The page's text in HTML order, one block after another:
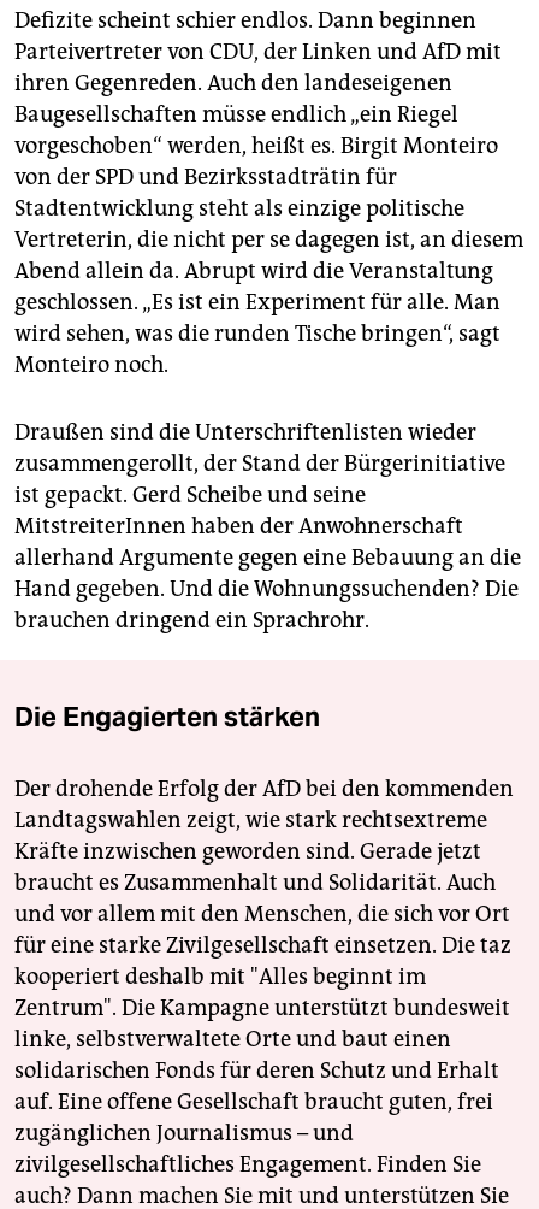
Defizite scheint schier endlos. Dann beginnen
Parteivertreter von CDU, der Linken und AfD mit
ihren Gegenreden. Auch den landeseigenen
Baugesellschaften müsse endlich „ein Riegel
vorgeschoben“ werden, heißt es. Birgit Monteiro
von der SPD und Bezirksstadträtin für
Stadtentwicklung steht als einzige politische
Vertreterin, die nicht per se dagegen ist, an diesem
Abend allein da. Abrupt wird die Veranstaltung
geschlossen. „Es ist ein Experiment für alle. Man
wird sehen, was die runden Tische bringen“, sagt
Monteiro noch.
Draußen sind die Unterschriftenlisten wieder
zusammengerollt, der Stand der Bürgerinitiative
ist gepackt. Gerd Scheibe und seine
MitstreiterInnen haben der Anwohnerschaft
allerhand Argumente gegen eine Bebauung an die
Hand gegeben. Und die Wohnungssuchenden? Die
brauchen dringend ein Sprachrohr.
Die Engagierten stärken
Der drohende Erfolg der AfD bei den kommenden
Landtagswahlen zeigt, wie stark rechtsextreme
Kräfte inzwischen geworden sind. Gerade jetzt
braucht es Zusammenhalt und Solidarität. Auch
und vor allem mit den Menschen, die sich vor Ort
für eine starke Zivilgesellschaft einsetzen. Die taz
kooperiert deshalb mit "Alles beginnt im
Zentrum". Die Kampagne unterstützt bundesweit
linke, selbstverwaltete Orte und baut einen
solidarischen Fonds für deren Schutz und Erhalt
auf. Eine offene Gesellschaft braucht guten, frei
zugänglichen Journalismus – und
zivilgesellschaftliches Engagement. Finden Sie
auch? Dann machen Sie mit und unterstützen Sie